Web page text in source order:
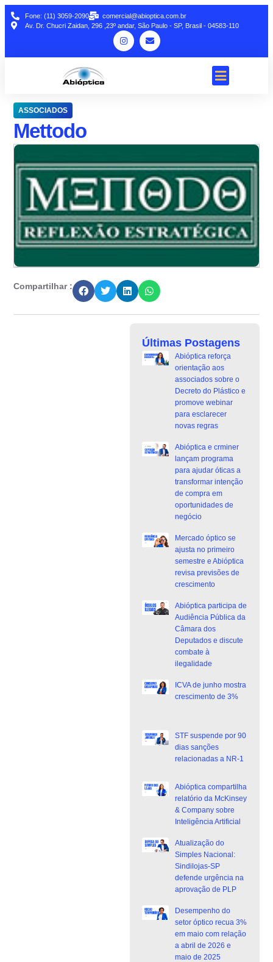
Fone: (11) 3059-2090
comercial@abioptica.com.br
Av. Dr. Chucri Zaidan, 296 ,23º andar, São Paulo - SP, Brasil - 04583-110
ASSOCIADOS
Mettodo
Compartilhar :
Últimas Postagens
Abióptica reforça
orientação aos
associados sobre o
Decreto do Plástico e
promove webinar
para esclarecer
novas regras
Abióptica e crminer
lançam programa
para ajudar óticas a
transformar intenção
de compra em
oportunidades de
negócio
Mercado óptico se
ajusta no primeiro
semestre e Abióptica
revisa previsões de
crescimento
Abióptica participa de
Audiência Pública da
Câmara dos
Deputados e discute
combate à
ilegalidade
ICVA de junho mostra
crescimento de 3%
STF suspende por 90
dias sanções
relacionadas a NR-1
Abióptica compartilha
relatório da McKinsey
& Company sobre
Inteligência Artificial
Atualização do
Simples Nacional:
Sindilojas-SP
defende urgência na
aprovação de PLP
Desempenho do
setor óptico recua 3%
em maio com relação
a abril de 2026 e
maio de 2025